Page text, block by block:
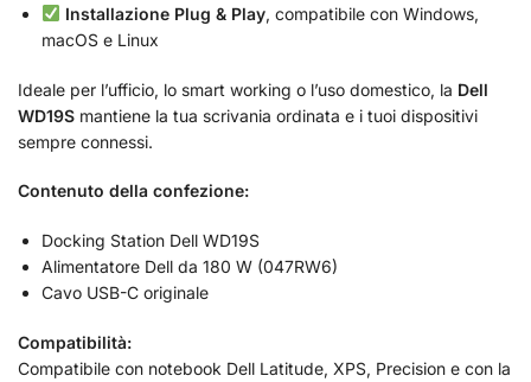
Installazione Plug & Play, compatibile con Windows,
macOS e Linux
Ideale per l’ufficio, lo smart working o l’uso domestico, la Dell
WD19S mantiene la tua scrivania ordinata e i tuoi dispositivi
sempre connessi.
Contenuto della confezione:
Docking Station Dell WD19S
Alimentatore Dell da 180 W (047RW6)
Cavo USB-C originale
Compatibilità:
Compatibile con notebook Dell Latitude, XPS, Precision e con la